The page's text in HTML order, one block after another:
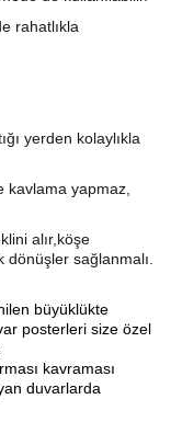
rahatlıkla
yerden kolaylıkla
kavlama yapmaz,
alır,köşe
dönüşler sağlanmalı.
büyüklükte
posterleri size özel
kavraması
duvarlarda